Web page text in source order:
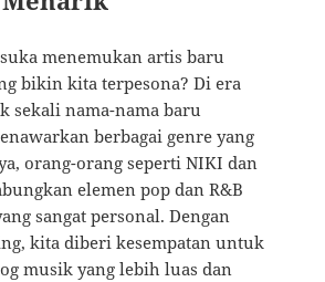
menemukan artis baru
bikin kita terpesona? Di era
sekali nama-nama baru
berbagai genre yang
orang-orang seperti NIKI dan
elemen pop dan R&B
sangat personal. Dengan
kita diberi kesempatan untuk
musik yang lebih luas dan